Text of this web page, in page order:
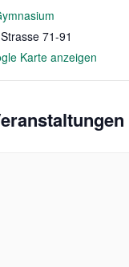
71-91
Karte anzeigen